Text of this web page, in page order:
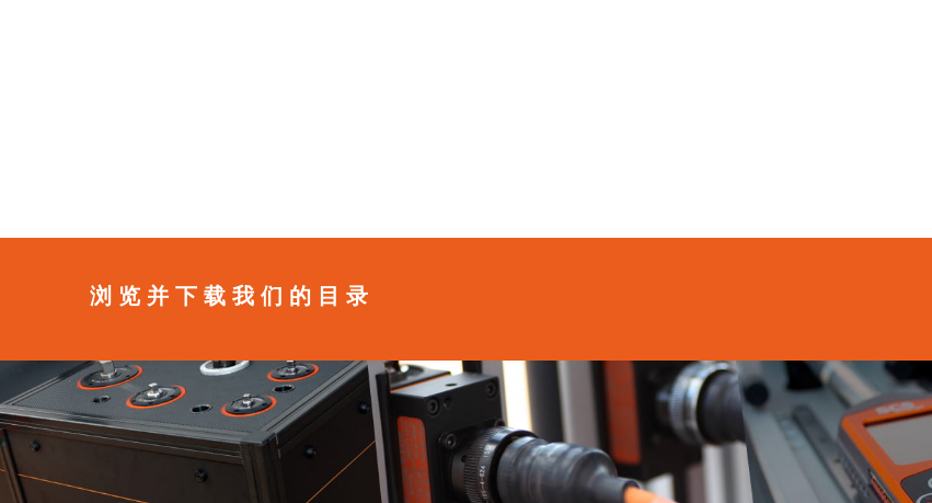
浏览并下载我们的目录